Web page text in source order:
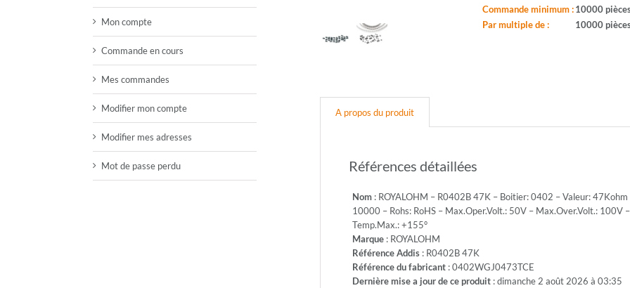
-
Boitier:
5%
Emb.:
REEL
Rohs:
Commande minimum :10000
Par multiple de :
10000
A propos du produit
Références détaillées
Nom : ROYALOHM – R0402B 47K – Boitier: 0402 – Valeur:
10000 – Rohs: RoHS – Max.Oper.Volt.: 50V – Max.Over.Volt.: 100V
Temp.Max.: +155°
Marque : ROYALOHM
Référence Addis : R0402B 47K
Référence du fabricant : 0402WGJ0473TCE
Dernière mise a jour de ce produit : dimanche 2 août 2026 à 03:35
Mon compte
Commande en cours
Mes commandes
Modifier mon compte
Modifier mes adresses
Mot de passe perdu